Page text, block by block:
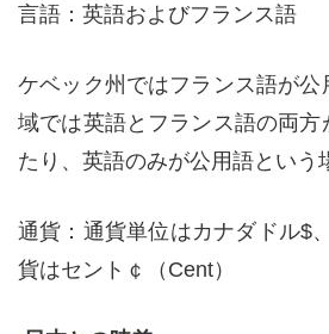
言語：英語およびフランス語
ケベック州ではフランス語が
域では英語とフランス語の両方
たり、英語のみが公用語という
通貨：通貨単位はカナダドル$
貨はセント￠（Cent）